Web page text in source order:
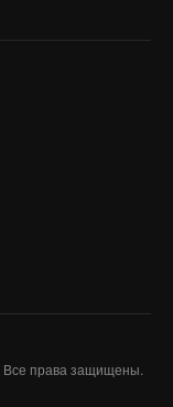
Все права защищены.